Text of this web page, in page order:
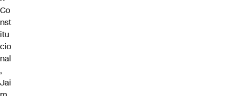
Co
nst
itu
cio
nal
,
Jai